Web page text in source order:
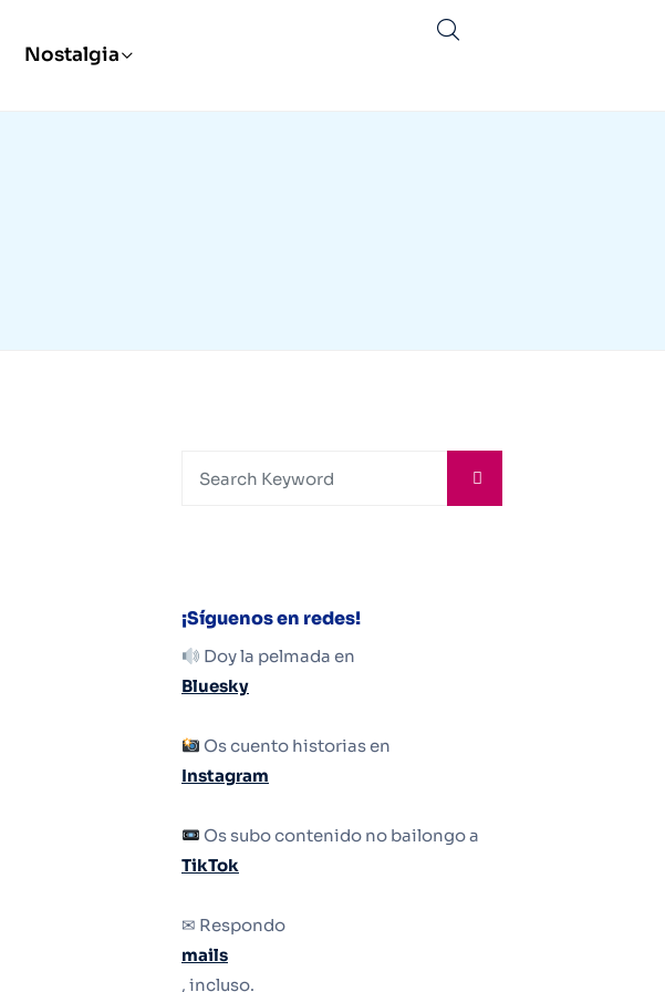
Nostalgia
¡Síguenos en redes!
Doy la pelmada en
Bluesky
Os cuento historias en
Instagram
Os subo contenido no bailongo a
TikTok
✉ Respondo
mails
, incluso.